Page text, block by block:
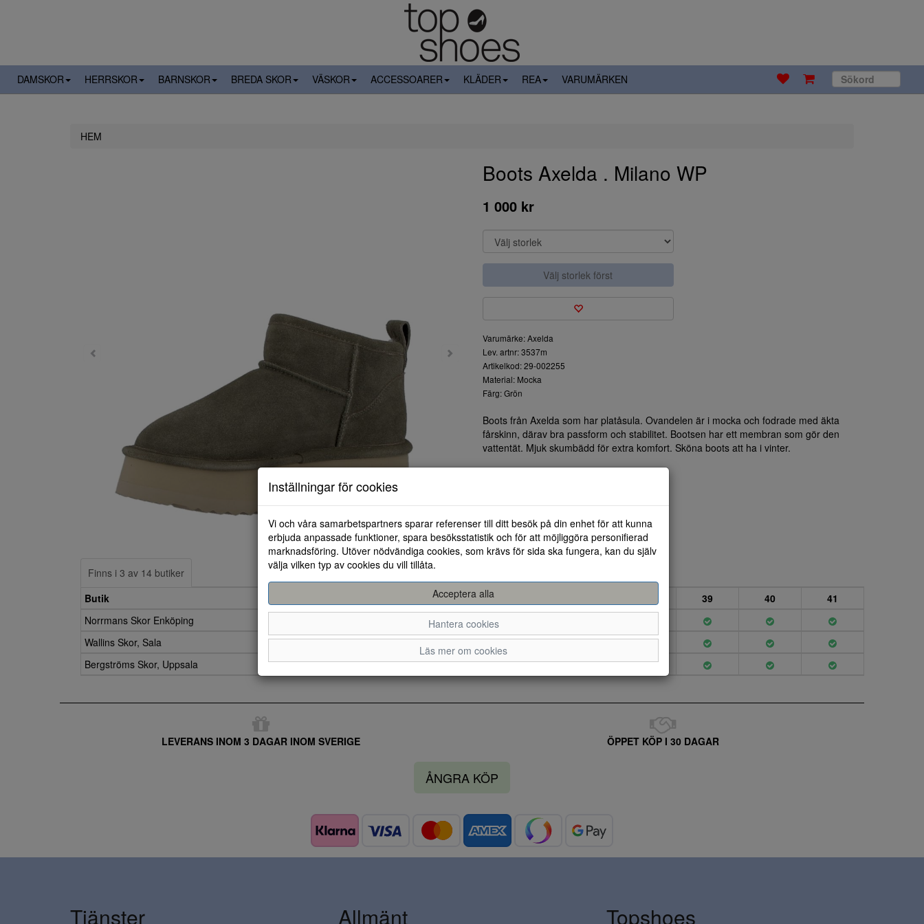
DAMSKOR HERRSKOR BARNSKOR BREDA SKOR VÄSKOR ACCESSOARER KLÄDER REA VARUMÄRKEN
HEM
Boots Axelda . Milano WP
1 000 kr
Välj storlek först
Varumärke: Axelda
Lev. artnr: 3537m
Artikelkod: 29-002255
Material: Mocka
Färg: Grön
Boots från Axelda som har platåsula. Ovandelen är i mocka och fodrade med äkta
fårskinn, därav bra passform och stabilitet. Bootsen har ett membran som gör den
vattentät. Mjuk skumbädd för extra komfort. Sköna boots att ha i vinter.
Finns i 3 av 14 butiker
Butik
39 40
41
Norrmans Skor Enköping
Wallins Skor, Sala
Bergströms Skor, Uppsala
LEVERANS INOM 3 DAGAR INOM SVERIGE ÖPPET KÖP I 30 DAGAR
ÅNGRA KÖP
Inställningar för cookies
Vi och våra samarbetspartners sparar referenser till ditt besök på din enhet för att kunna
erbjuda anpassade funktioner, spara besöksstatistik och för att möjliggöra personifierad
marknadsföring. Utöver nödvändiga cookies, som krävs för sida ska fungera, kan du själv
välja vilken typ av cookies du vill tillåta.
Acceptera alla
Hantera cookies
Läs mer om cookies
Tjänster Allmänt Topshoes